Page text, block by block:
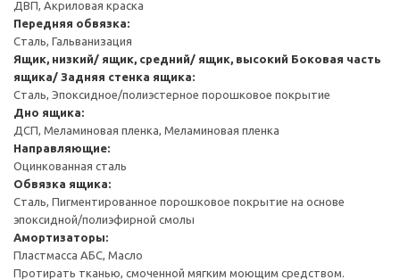
ДВП, Акриловая краска
Передняя обвязка:
Сталь, Гальванизация
Ящик, низкий/ ящик, средний/ ящик, высокий Боковая часть
ящика/ Задняя стенка ящика:
Сталь, Эпоксидное/полиэстерное порошковое покрытие
Дно ящика:
ДСП, Меламиновая пленка, Меламиновая пленка
Направляющие:
Оцинкованная сталь
Обвязка ящика:
Сталь, Пигментированное порошковое покрытие на основе
эпоксидной/полиэфирной смолы
Амортизаторы:
Пластмасса АБС, Масло
Протирать тканью, смоченной мягким моющим средством.